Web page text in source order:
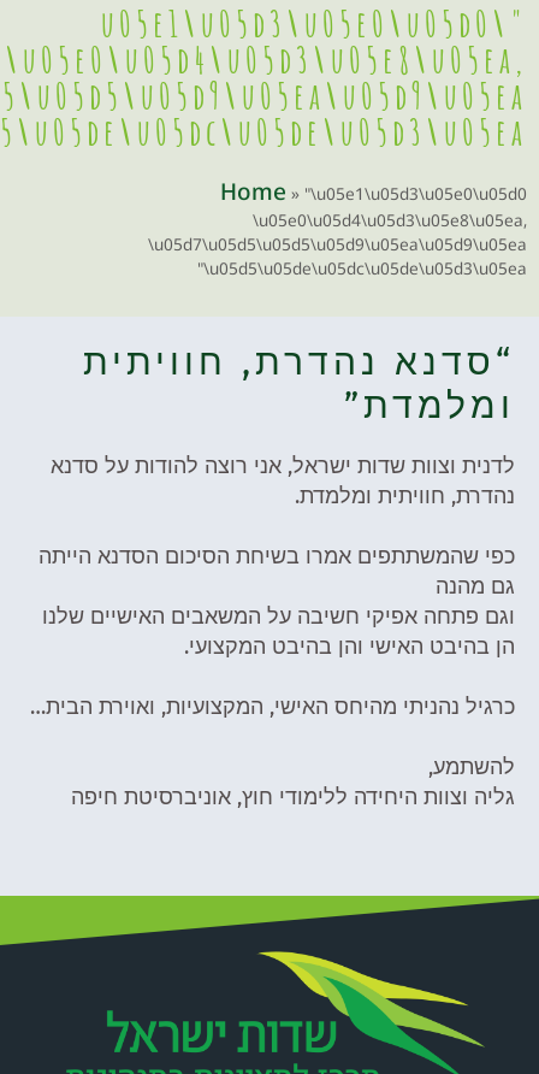
Home»
חוויתית
אני רוצה להודות על סדנא
בשיחת הסיכום הסדנא הייתה
על המשאבים האישיים שלנו
בהיבט המקצועי.
האישי, המקצועיות, ואוירת הבית…
ללימודי חוץ, אוניברסיטת חיפה